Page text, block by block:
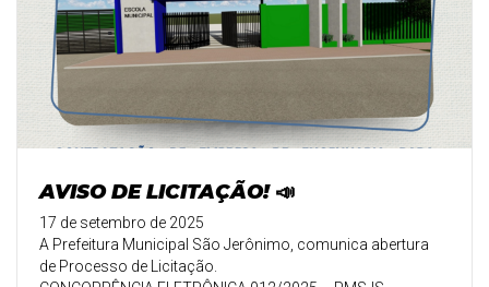
AVISO DE LICITAÇÃO! 📣
17 de setembro de 2025
A Prefeitura Municipal São Jerônimo, comunica abertura
de Processo de Licitação.